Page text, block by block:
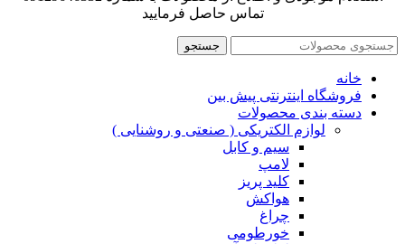
تماس حاصل فرمایید
جستجو
خانه
فروشگاه اینترنتی پیش بین
دسته بندی محصولات
لوازم الکتریکی ( صنعتی و روشنایی )
سیم و کابل
لامپ
کلید پریز
هواکش
چراغ
خورطومی